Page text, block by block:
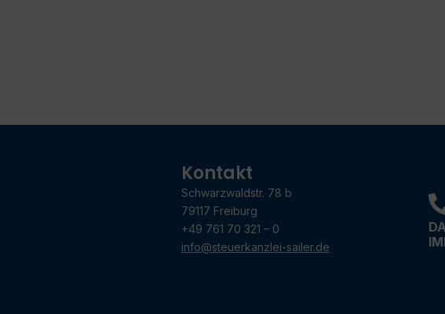
Kontakt
Schwarzwaldstr. 78 b
79117 Freiburg
+49 761 70 321 – 0
info@steuerkanzlei-sailer.de